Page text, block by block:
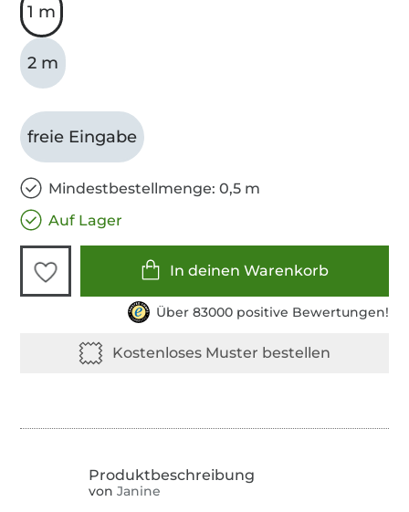
1 m
2 m
freie Eingabe
Mindestbestellmenge: 0,5 m
Auf Lager
In deinen Warenkorb
Über 83000 positive Bewertungen!
von Janine